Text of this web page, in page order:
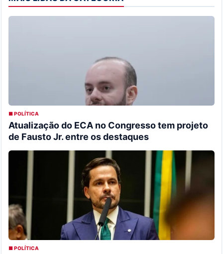
■ POLÍTICA
Atualização do ECA no Congresso tem projeto
de Fausto Jr. entre os destaques
■ POLÍTICA